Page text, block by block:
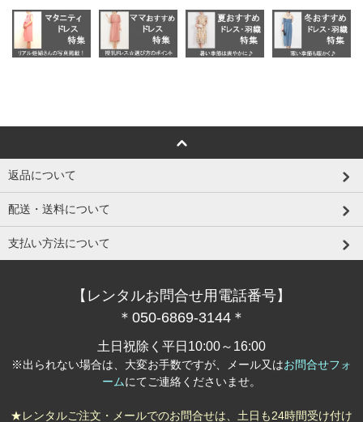
返品について
配送・送料について
支払い方法について
【レンタルお問合せ用電話番号】
＊050-6869-3144＊
土日祝除く平日10:00～16:00
※出られない場合は、大変お手数ですが、メール又はお問合せフォ
ームにてご連絡くださいませ。
★レンタルご注文・メールでのお問合せは、土日も24時間受け付け